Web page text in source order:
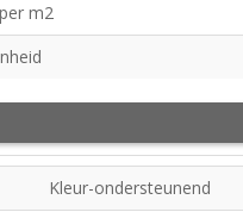
m2
Kleur-ondersteunend